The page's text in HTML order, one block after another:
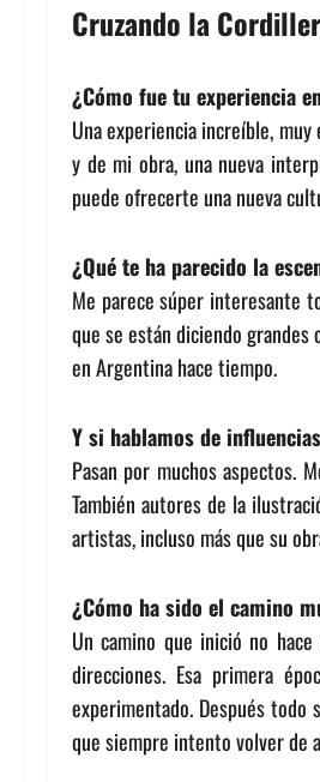
Cruzando la
¿Cómo fue tu experiencia
Una experiencia increíble,
y de mi obra, una nueva
puede ofrecerte una nueva
¿Qué te ha parecido la
Me parece súper interesante
que se están diciendo grandes
en Argentina hace tiempo.
Y si hablamos de influencias
Pasan por muchos aspectos.
También autores de la
artistas, incluso más que su
¿Cómo ha sido el camino
Un camino que inició no
direcciones. Esa primera
experimentado. Después
que siempre intento volver de